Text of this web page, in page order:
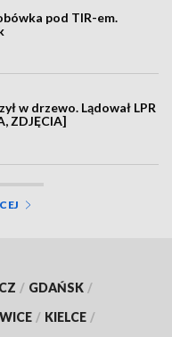
pod TIR-em.
w drzewo. Lądował LPR
ZDJĘCIA]
/ GDAŃSK /
/ KIELCE /